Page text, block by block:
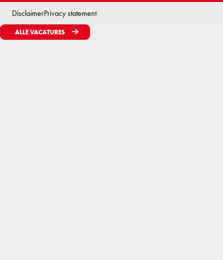
DisclaimerPrivacy statement
ALLE VACATURES